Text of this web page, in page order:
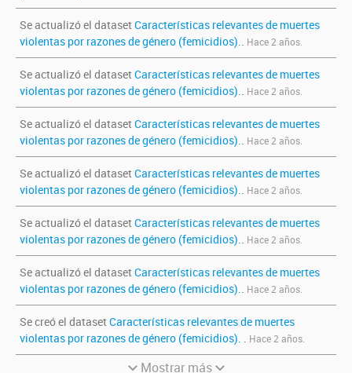
Se actualizó el dataset Características relevantes de muertes
violentas por razones de género (femicidios).. Hace 2 años.
Se actualizó el dataset Características relevantes de muertes
violentas por razones de género (femicidios).. Hace 2 años.
Se actualizó el dataset Características relevantes de muertes
violentas por razones de género (femicidios).. Hace 2 años.
Se actualizó el dataset Características relevantes de muertes
violentas por razones de género (femicidios).. Hace 2 años.
Se actualizó el dataset Características relevantes de muertes
violentas por razones de género (femicidios).. Hace 2 años.
Se actualizó el dataset Características relevantes de muertes
violentas por razones de género (femicidios).. Hace 2 años.
Se creó el dataset Características relevantes de muertes
violentas por razones de género (femicidios). . Hace 2 años.
Mostrar más